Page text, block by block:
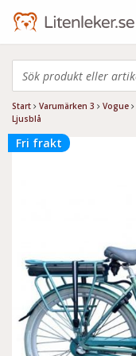
Start Varumärken 3 Vogue
Ljusblå
Fri frakt